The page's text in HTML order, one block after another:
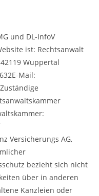
und DL-InfoV
ist: Rechtsanwalt
Wuppertal
Mail:
Versicherungs AG,
bezieht sich nicht
über in anderen
Kanzleien oder